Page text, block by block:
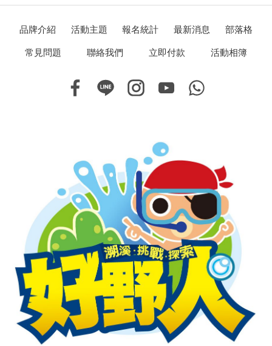
品牌介紹 活動主題 報名統計 最新消息
部落格
常見問題
聯絡我們 立即付款 活動相簿